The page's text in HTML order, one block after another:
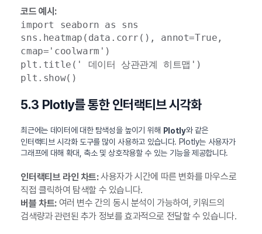
코드 예시:
import seaborn as sns
sns.heatmap(data.corr(), annot=True,
cmap='coolwarm')
plt.title(' 데이터 상관관계 히트맵')
plt.show()
5.3 Plotly를 통한 인터랙티브 시각화
최근에는 데이터에 대한 탐색성을 높이기 위해 Plotly와 같은
인터랙티브 시각화 도구를 많이 사용하고 있습니다. Plotly는 사용자가
그래프에 대해 확대, 축소 및 상호작용할 수 있는 기능을 제공합니다.
인터랙티브 라인 차트:사용자가 시간에 따른 변화를 마우스로
직접 클릭하여 탐색할 수 있습니다.
버블 차트:여러 변수 간의 동시 분석이 가능하여, 키워드의
검색량과 관련된 추가 정보를 효과적으로 전달할 수 있습니다.